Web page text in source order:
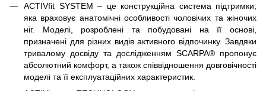
ACTIVfit SYSTEM – це конструкційна система підтримки,
яка враховує анатомічні особливості чоловічих та жіночих
ніг. Моделі, розроблені та побудовані на її основі,
призначені для різних видів активного відпочинку. Завдяки
тривалому досвіду та дослідженням SCARPA® пропонує
абсолютний комфорт, а також співвідношення довговічності
моделі та її експлуатаційних характеристик.